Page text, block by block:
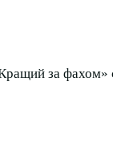
за фахом»